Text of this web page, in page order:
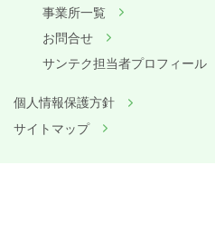
事業所一覧
お問合せ
サンテク担当者プロフィール
個人情報保護方針
サイトマップ